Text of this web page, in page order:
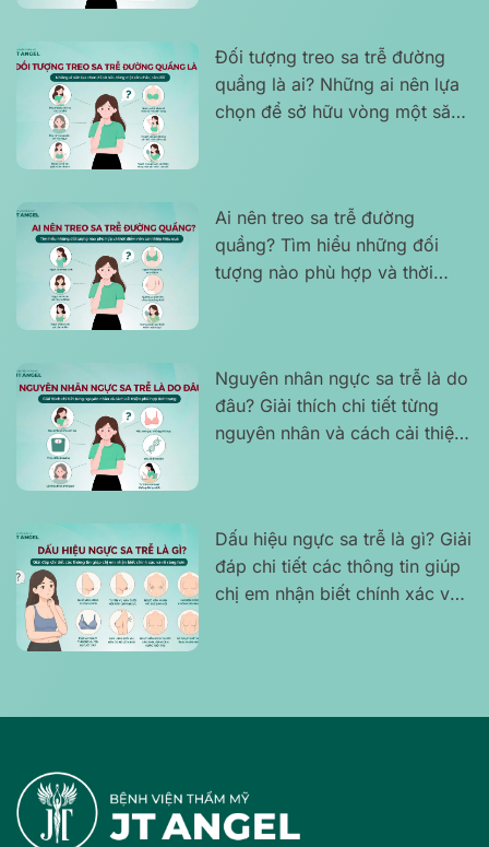
Đối tượng treo sa trễ đường
quầng là ai? Những ai nên lựa
chọn để sở hữu vòng một săn
Ai nên treo sa trễ đường
quầng? Tìm hiểu những đối
tượng nào phù hợp và thời
Nguyên nhân ngực sa trễ là do
đâu? Giải thích chi tiết từng
nguyên nhân và cách cải thiện
Dấu hiệu ngực sa trễ là gì? Giải
đáp chi tiết các thông tin giúp
chị em nhận biết chính xác và